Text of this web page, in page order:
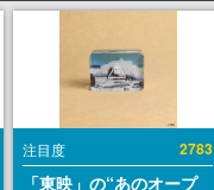
注目度 2783
「東映」の“あのオープ